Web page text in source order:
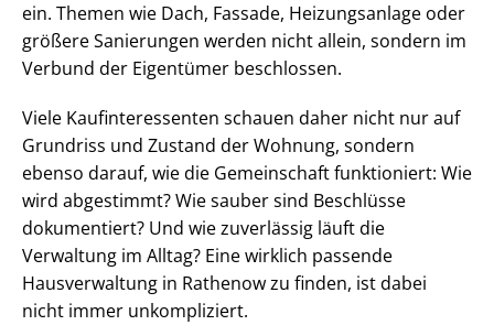
ein. Themen wie Dach, Fassade, Heizungsanlage oder
größere Sanierungen werden nicht allein, sondern im
Verbund der Eigentümer beschlossen.
Viele Kauf­in­ter­es­sen­ten schauen daher nicht nur auf
Grundriss und Zustand der Wohnung, sondern
ebenso darauf, wie die Gemeinschaft funktioniert: Wie
wird abgestimmt? Wie sauber sind Beschlüsse
dokumentiert? Und wie zuverlässig läuft die
Verwaltung im Alltag? Eine wirklich passende
Hausverwaltung in Rathenow zu finden, ist dabei
nicht immer unkompliziert.